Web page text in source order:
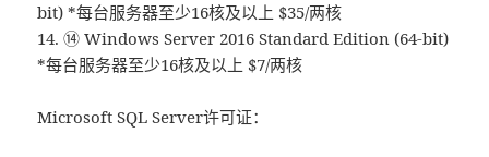
bit) *每台服务器至少16核及以上 $35/两核
14. ⑭ Windows Server 2016 Standard Edition (64-bit)
*每台服务器至少16核及以上 $7/两核
Microsoft SQL Server许可证：